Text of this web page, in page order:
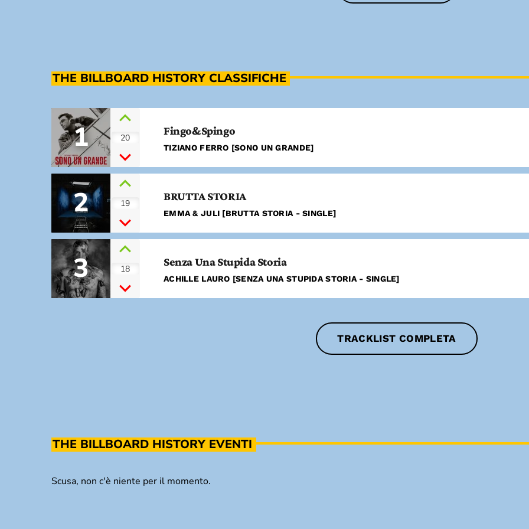
THE BILLBOARD HISTORY CLASSIFICHE
1 20
Fingo&Spingo
TIZIANO FERRO [SONO UN GRANDE]
2 19
BRUTTA STORIA
EMMA & JULI [BRUTTA STORIA - SINGLE]
3 18
Senza Una Stupida Storia
ACHILLE LAURO [SENZA UNA STUPIDA STORIA - SINGLE]
TRACKLIST COMPLETA
THE BILLBOARD HISTORY EVENTI
Scusa, non c'è niente per il momento.